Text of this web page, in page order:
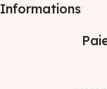
Informations